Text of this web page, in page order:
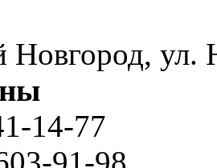
ул.
14-77